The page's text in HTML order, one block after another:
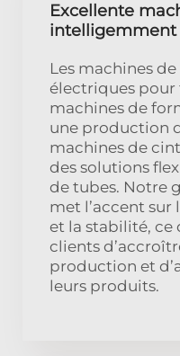
Excellente
intelligemment
Les machines
électriques pour
machines de
une production
machines de
des solutions
de tubes. Notre
met l’accent sur
et la stabilité, ce
clients
production et
leurs produits.